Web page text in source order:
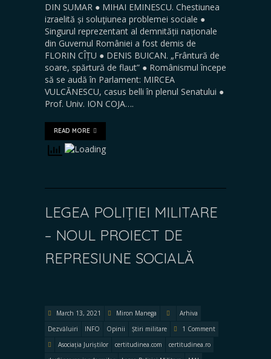
DIN SUMAR ● MIHAI EMINESCU. Chestiunea
izraelită și soluţiunea problemei sociale ●
Singurul reprezentant al demnității naționale
din Guvernul României a fost demis de
FLORIN CÎȚU ● DENIS BUICAN. „Frântură de
soare, spărtură de flaut” ● Românismul începe
să se audă în Parlament: MIRCEA
VULCĂNESCU, casus belli în plenul Senatului ●
Prof. Univ. ION COJA….
READ MORE
LEGEA POLIȚIEI MILITARE
– NOUL PROIECT DE
REPRESIUNE SOCIALĂ
March 13, 2021 Miron Manega
Arhiva
Dezvăluiri
INFO Opinii Știri militare
1 Comment
Asociația Juriștilor
certitudinea.com
certitudinea.ro